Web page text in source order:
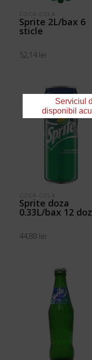
COCA-COLA
Sprite 2L/bax 6
sticle
52,14 lei
COCA-COLA
Sprite doza
0.33L/bax 12
44,88 lei
Serviciul
disponibil